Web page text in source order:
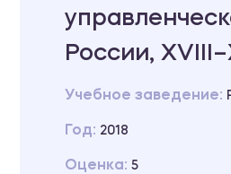
России,
Учебное заведение:
Год: 2018
Оценка: 5